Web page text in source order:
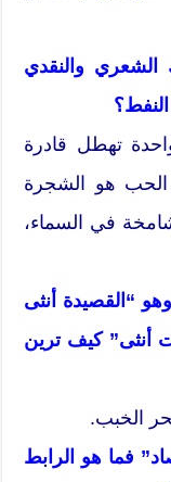
والنقدي
تهطل قادرة
الحب هو الشجرة
في السماء،
“القصيدة أنثى
أنثى” كيف ترين
الخبب.
فما هو الرابط